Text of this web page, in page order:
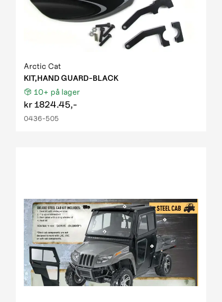
Arctic Cat
KIT,HAND GUARD-BLACK
10+ på lager
kr 1824.45,-
0436-505